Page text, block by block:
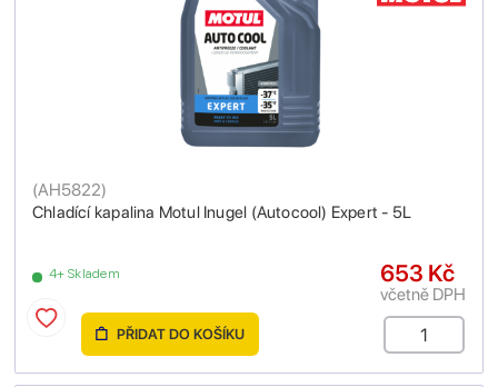
Chladící kapalina Motul Inugel (Autocool) Expert - 5L
(AH5822)
4+ Skladem 653 Kč
včetně DPH
PŘIDAT DO KOŠÍKU